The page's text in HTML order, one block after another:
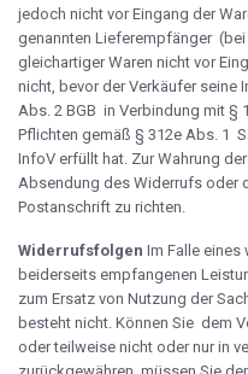
jedoch nicht vor Eingang der
genannten Lieferempfänger
gleichartiger Waren nicht vor
nicht, bevor der Verkäufer
Abs. 2 BGB in Verbindung mit §
Pflichten gemäß § 312e Abs. 1
InfoV erfüllt hat. Zur Wahrung
Absendung des Widerrufs oder
Postanschrift zu richten.
Widerrufsfolgen Im Falle
beiderseits empfangenen
zum Ersatz von Nutzung der
besteht nicht. Können Sie dem
oder teilweise nicht oder nur in